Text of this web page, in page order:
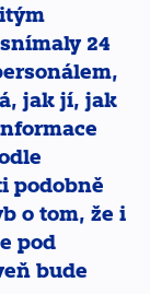
24
jak jí, jak
podobně
o tom, že i
pod
bude